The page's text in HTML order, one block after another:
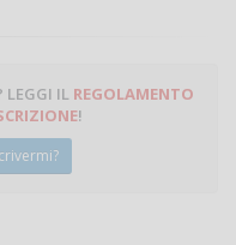
LEGGI IL REGOLAMENTO
!